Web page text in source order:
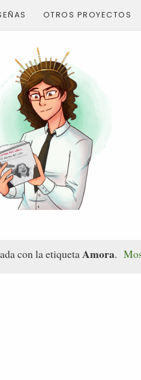
OTROS PROYECTOS
con la etiqueta Amora.